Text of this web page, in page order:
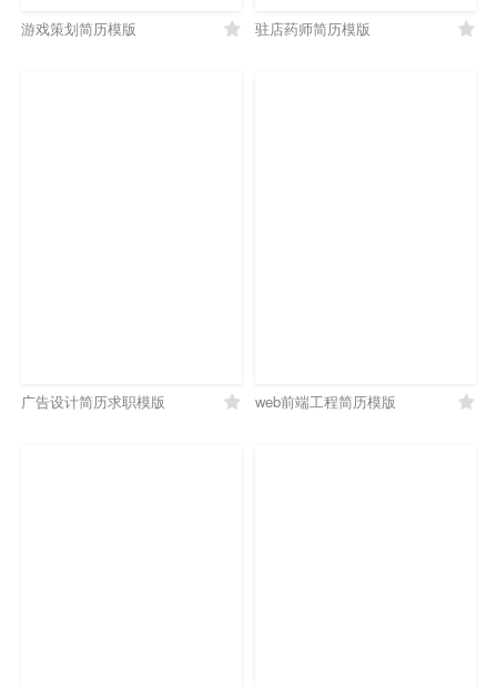
游戏策划简历模版 驻店药师简历模版
广告设计简历求职模版 web前端工程简历模版